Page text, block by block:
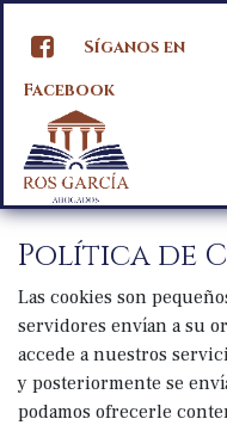
Síganos en
Facebook
Política de
Las cookies son
servidores envían a su
accede a nuestros
y posteriormente se
podamos ofrecerle